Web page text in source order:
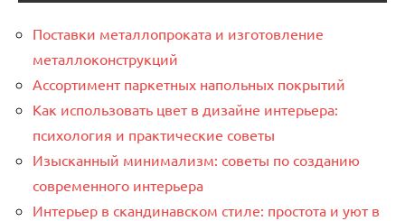
Поставки металлопроката и изготовление
металлоконструкций
Ассортимент паркетных напольных покрытий
Как использовать цвет в дизайне интерьера:
психология и практические советы
Изысканный минимализм: советы по созданию
современного интерьера
Интерьер в скандинавском стиле: простота и уют в